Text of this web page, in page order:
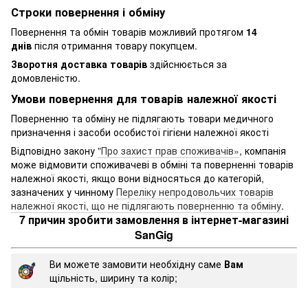
Строки повернення і обміну
Повернення та обмін товарів можливий протягом 14
днів після отримання товару покупцем.
Зворотня доставка товарів здійснюється за
домовленістю.
Умови повернення для товарів належної якості
Поверненню та обміну не підлягають товари медичного
призначення і засоби особистої гігієни належної якості
Відповідно закону "Про захист прав споживачів», компанія
може відмовити споживачеві в обміні та поверненні товарів
належної якості, якщо вони відносяться до категорій,
зазначених у чинному Переліку непродовольчих товарів
належної якості, що не підлягають поверненню та обміну.
7 причин зробити замовлення в інтернет-магазині
SanGig
Ви можете замовити необхідну саме Вам
щільність, ширину та колір;